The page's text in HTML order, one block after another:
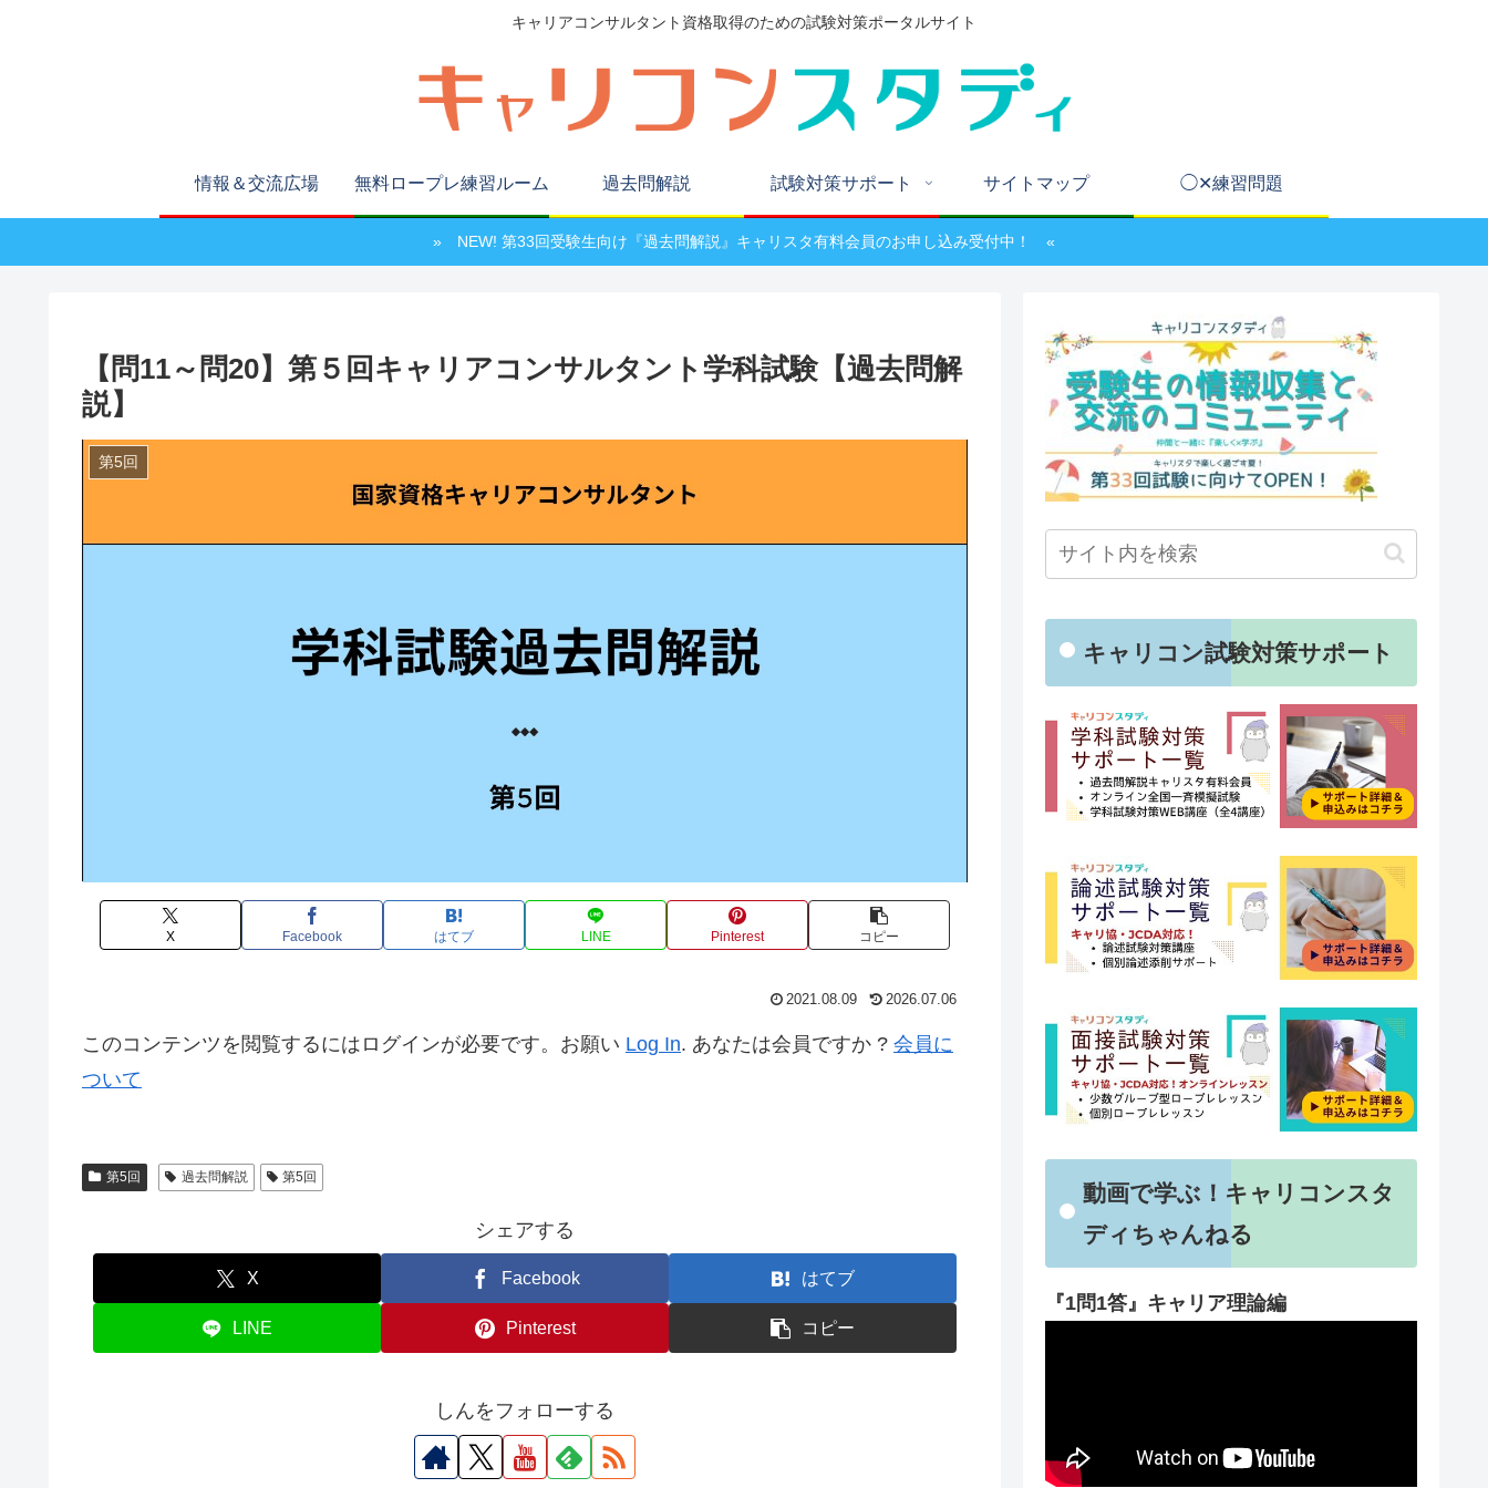
キャリアコンサルタント資格取得のための試験対策ポータルサイト
情報＆交流広場 無料ロープレ練習ルーム 過去問解説 試験対策サポート サイトマップ ◯✕練習問題
» NEW! 第33回受験生向け『過去問解説』キャリスタ有料会員のお申し込み受付中！ «
【問11～問20】第５回キャリアコンサルタント学科試験【過去問解
説】
第5回
X Facebook はてブ LINE Pinterest コピー
2021.08.09 2026.07.06
このコンテンツを閲覧するにはログインが必要です。お願い Log In. あなたは会員ですか ? 会員に
ついて
第5回 過去問解説 第5回
シェアする
X Facebook はてブ
LINE Pinterest コピー
しんをフォローする
キャリコン試験対策サポート
動画で学ぶ！キャリコンスタ
ディちゃんねる
『1問1答』キャリア理論編